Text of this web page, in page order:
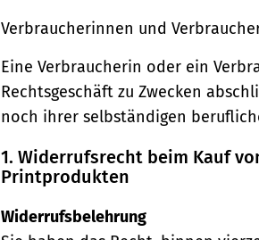
Verbraucherinnen und
Eine Verbraucherin oder ein
Rechtsgeschäft zu Zwecken
noch ihrer selbständigen
1. Widerrufsrecht beim Kauf
Printprodukten
Widerrufsbelehrung